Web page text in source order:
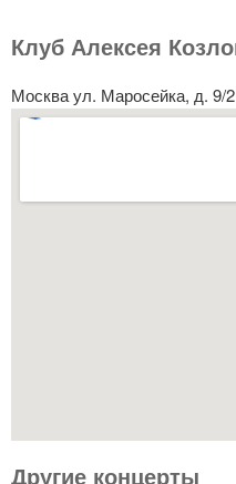
Клуб Алексея
Москва ул. Маросейка, д. 9/2
Другие концерты